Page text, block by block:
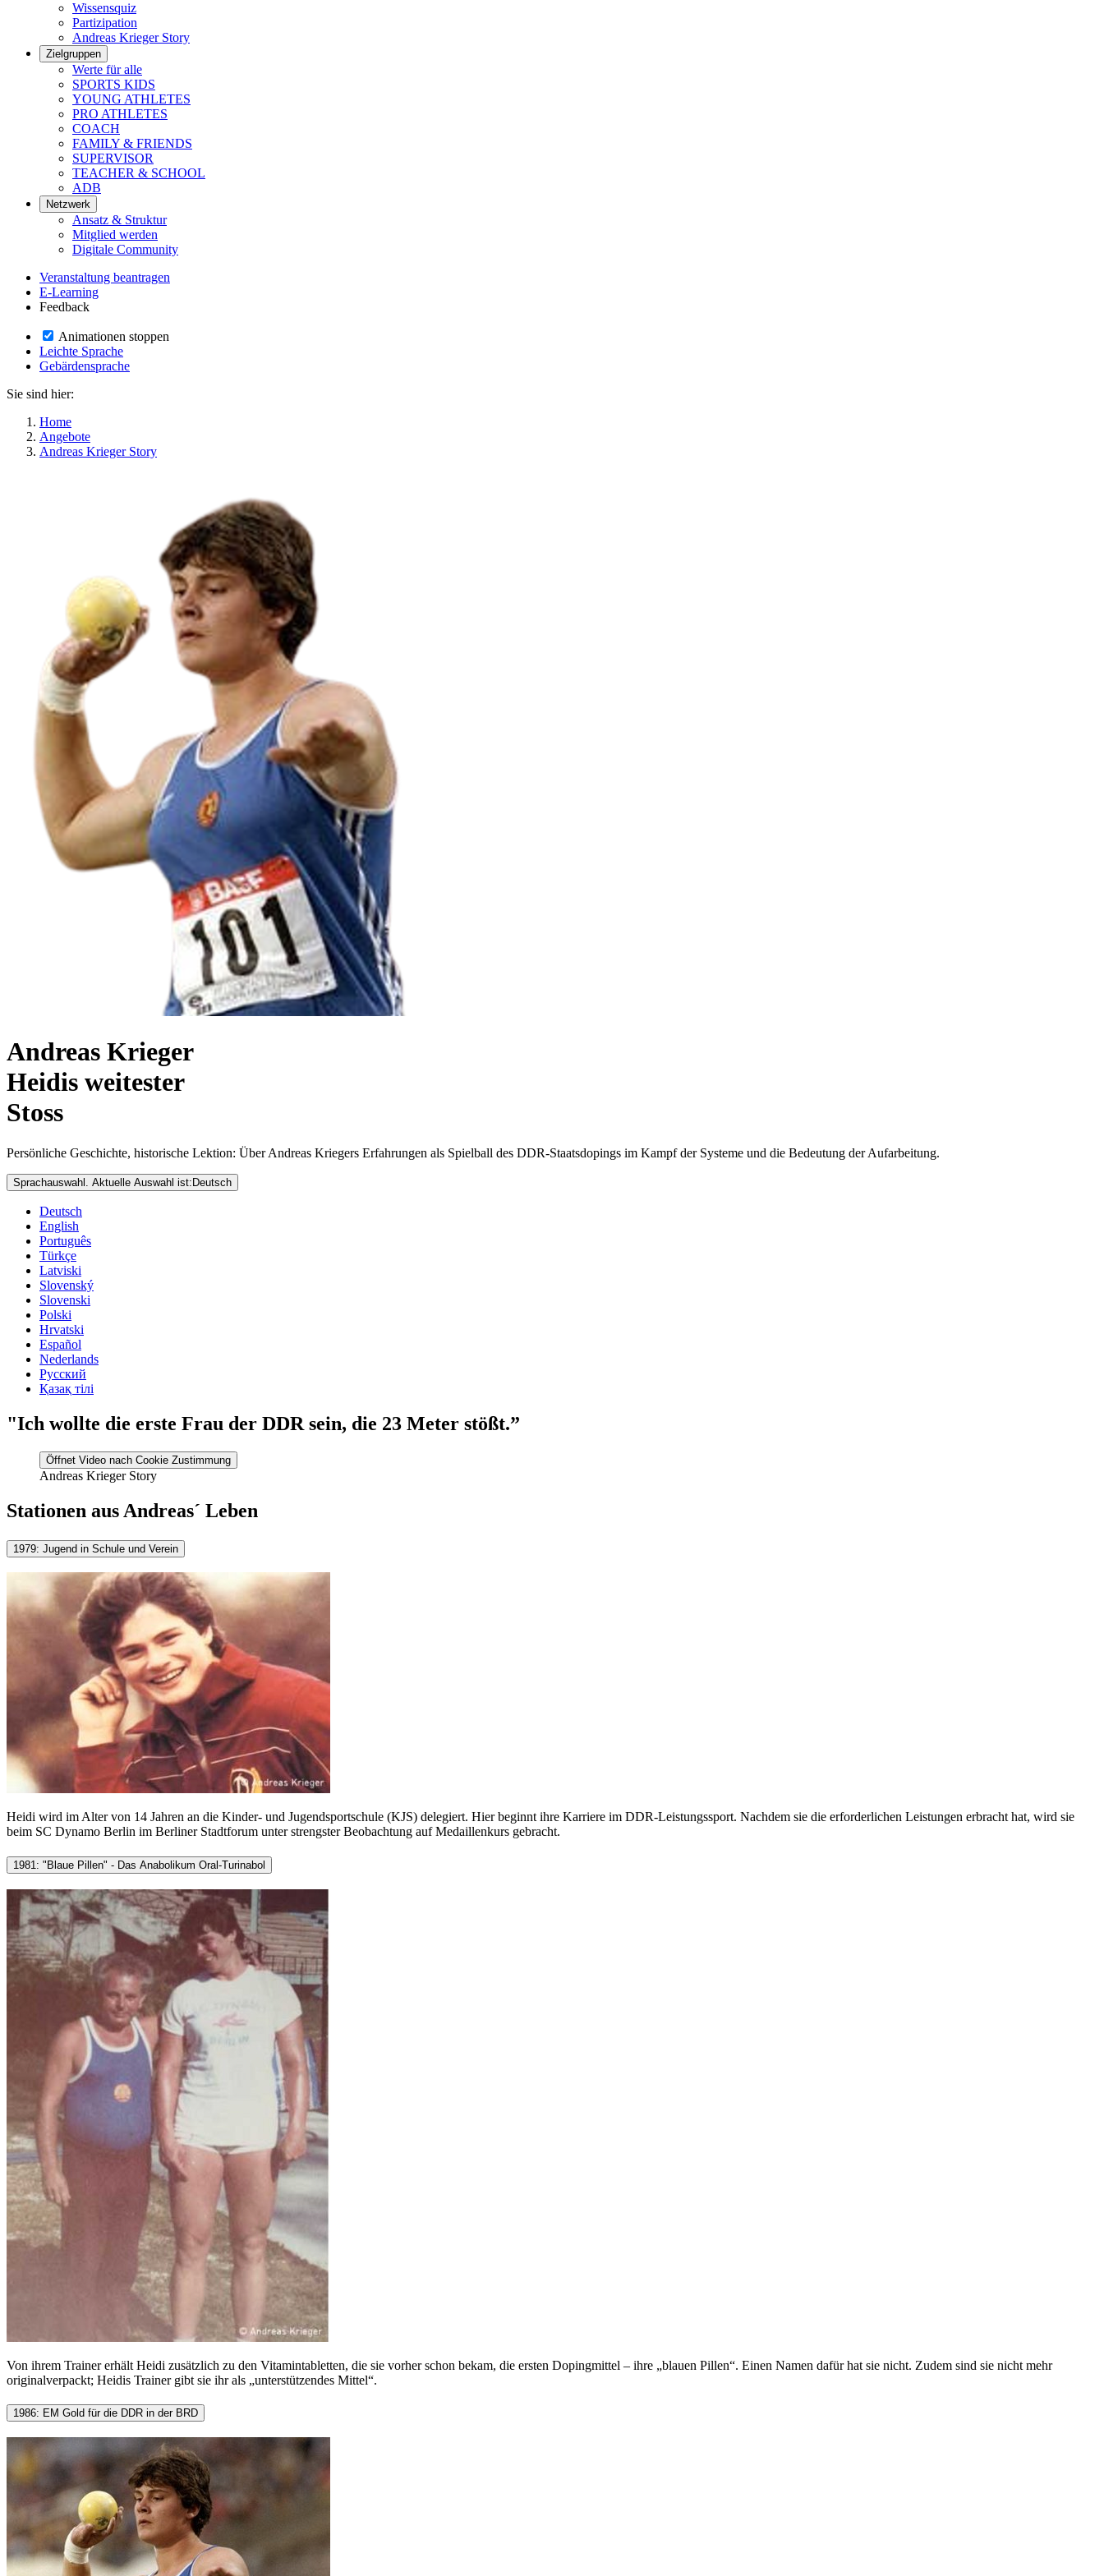
Wissensquiz
Partizipation
Andreas Krieger Story
Zielgruppen
Werte für alle
SPORTS KIDS
YOUNG ATHLETES
PRO ATHLETES
COACH
FAMILY & FRIENDS
SUPERVISOR
TEACHER & SCHOOL
ADB
Netzwerk
Ansatz & Struktur
Mitglied werden
Digitale Community
Veranstaltung beantragen
E-Learning
Feedback
Animationen stoppen
Leichte Sprache
Gebärdensprache
Sie sind hier:
Home
Angebote
Andreas Krieger Story
Andreas Krieger
Heidis weitester
Stoss
Persönliche Geschichte, historische Lektion: Über Andreas Kriegers Erfahrungen als Spielball des DDR-Staatsdopings im Kampf der Systeme und die Bedeutung der Aufarbeitung.
Sprachauswahl. Aktuelle Auswahl ist: Deutsch
Deutsch
English
Português
Türkçe
Latviski
Slovenský
Slovenski
Polski
Hrvatski
Español
Nederlands
Русский
Қазақ тілі
"Ich wollte die erste Frau der DDR sein, die 23 Meter stößt.”
Öffnet Video nach Cookie Zustimmung
Andreas Krieger Story
Stationen aus Andreas´ Leben
1979: Jugend in Schule und Verein
Heidi wird im Alter von 14 Jahren an die Kinder- und Jugendsportschule (KJS) delegiert. Hier beginnt ihre Karriere im DDR-Leistungssport. Nachdem sie die erforderlichen Leistungen erbracht hat, wird sie
beim SC Dynamo Berlin im Berliner Stadtforum unter strengster Beobachtung auf Medaillenkurs gebracht.
1981: "Blaue Pillen" - Das Anabolikum Oral-Turinabol
Von ihrem Trainer erhält Heidi zusätzlich zu den Vitamintabletten, die sie vorher schon bekam, die ersten Dopingmittel – ihre „blauen Pillen“. Einen Namen dafür hat sie nicht. Zudem sind sie nicht mehr
originalverpackt; Heidis Trainer gibt sie ihr als „unterstützendes Mittel“.
1986: EM Gold für die DDR in der BRD